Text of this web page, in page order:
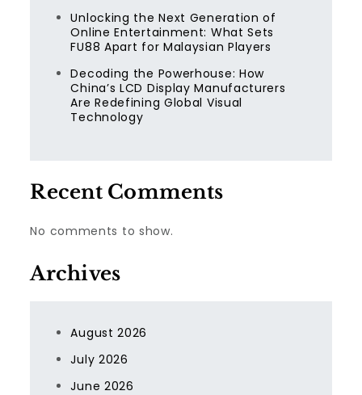
Unlocking the Next Generation of
Online Entertainment: What Sets
FU88 Apart for Malaysian Players
Decoding the Powerhouse: How
China’s LCD Display Manufacturers
Are Redefining Global Visual
Technology
Recent Comments
No comments to show.
Archives
August 2026
July 2026
June 2026